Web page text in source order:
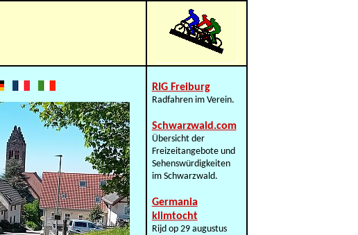
RIG Freiburg
Radfahren im Verein.
Schwarzwald.com
Übersicht der
Freizeitangebote und
Sehenswürdigkeiten
im Schwarzwald.
Germania
klimtocht
Rijd op 29 augustus